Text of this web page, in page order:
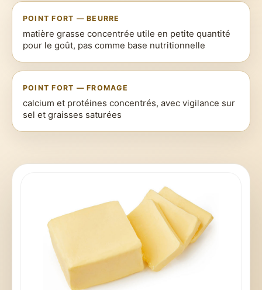
POINT FORT — BEURRE
matière grasse concentrée utile en petite quantité
pour le goût, pas comme base nutritionnelle
POINT FORT — FROMAGE
calcium et protéines concentrés, avec vigilance sur
sel et graisses saturées